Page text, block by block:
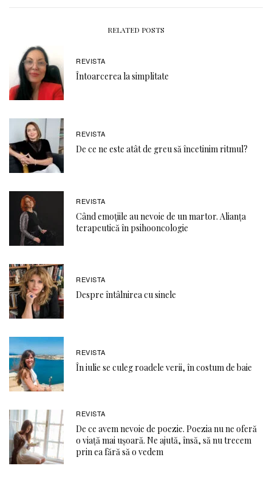
RELATED POSTS
REVISTA
Întoarcerea la simplitate
REVISTA
De ce ne este atât de greu să încetinim ritmul?
REVISTA
Când emoţiile au nevoie de un martor. Alianţa
terapeutică în psihooncologie
REVISTA
Despre întâlnirea cu sinele
REVISTA
În iulie se culeg roadele verii, în costum de baie
REVISTA
De ce avem nevoie de poezie. Poezia nu ne oferă
o viaţă mai ușoară. Ne ajută, însă, să nu trecem
prin ea fără să o vedem